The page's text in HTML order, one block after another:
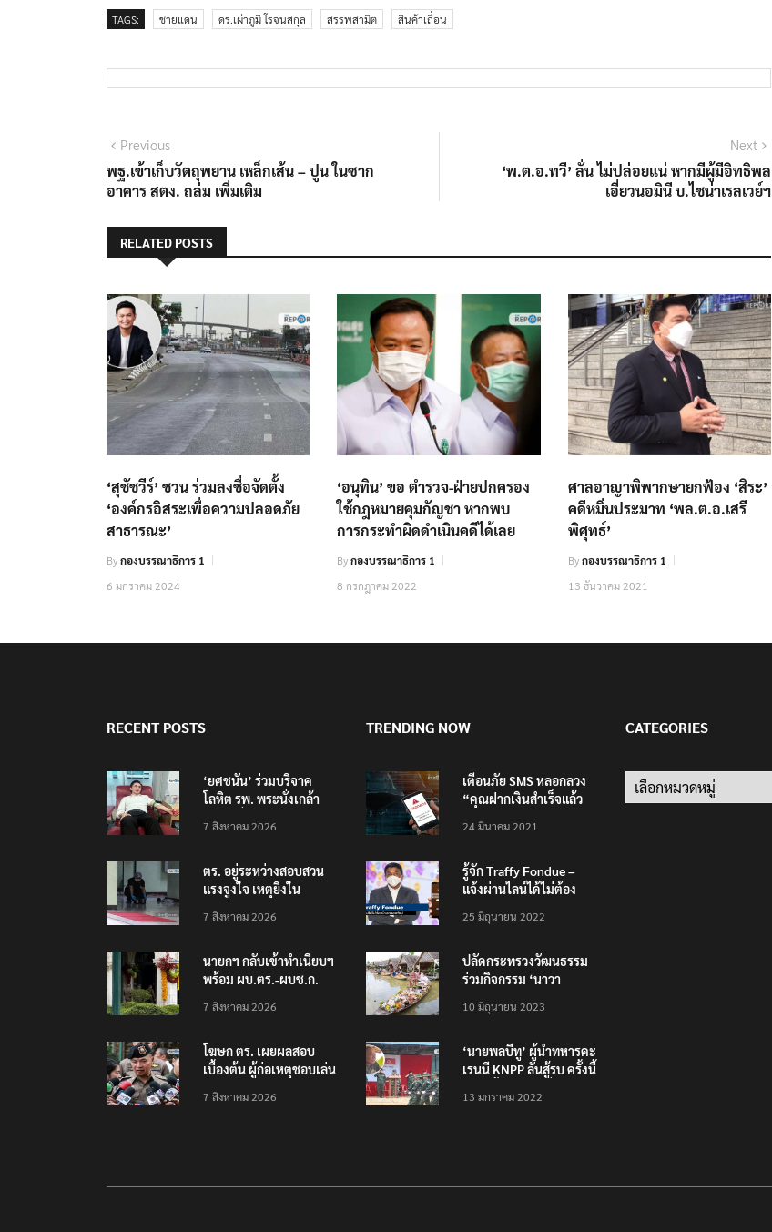
TAGS: ชายแดน ดร.เผ่าภูมิ โรจนสกุล สรรพสามิต สินค้าเถื่อน
แนะแนว
เรื่อง
PreviousPrevious
post:
พฐ.เข้าเก็บวัตถุพยาน เหล็กเส้น – ปูน ในซาก
อาคาร สตง. ถล่ม เพิ่มเติม
Next
‘พ.ต.อ.ทวี’ ลั่น ไม่ปล่อยแน่ หากมีผู้มีอิทธิพล
เอี่ยวนอมินี บ.ไชน่าเรลเวย์ฯ
RELATED POSTS
‘สุชัชวีร์’ ชวน ร่วมลงชื่อจัดตั้ง
‘องค์กรอิสระเพื่อความปลอดภัย
สาธารณะ’
Byกองบรรณาธิการ 1
6 มกราคม 2024
‘อนุทิน’ ขอ ตำรวจ-ฝ่ายปกครอง
ใช้กฎหมายคุมกัญชา หากพบ
การกระทำผิดดำเนินคดีได้เลย
Byกองบรรณาธิการ 1
8 กรกฎาคม 2022
ศาลอาญาพิพากษายกฟ้อง ‘สิระ’
คดีหมิ่นประมาท ‘พล.ต.อ.เสรี
พิศุทธ์’
Byกองบรรณาธิการ 1
13 ธันวาคม 2021
RECENT POSTS
‘ยศชนัน’ ร่วมบริจาค
โลหิต รพ. พระนั่งเกล้า
เทพศิรินทร์ นนทบุรี
7 สิงหาคม 2026
ตร. อยู่ระหว่างสอบสวน
แรงจูงใจ เหตุยิงใน
นนทบุรี พบเด็กก่อเหตุ
7 สิงหาคม 2026
นายกฯ กลับเข้าทำเนียบฯ
พร้อม ผบ.ตร.-ผบช.ก.
ปืนเถื่อน
7 สิงหาคม 2026
โฆษก ตร. เผยผลสอบ
เบื้องต้น ผู้ก่อเหตุชอบเล่น
เหตุรุนแรงก่อนลงมือ
7 สิงหาคม 2026
TRENDING NOW
เตือนภัย SMS หลอกลวง
“คุณฝากเงินสำเร็จแล้ว
200,000 บาท”
24 มีนาคม 2021
รู้จัก Traffy Fondue –
แจ้งผ่านไลน์ได้ไม่ต้อง
ทั่วไทย ไม่ใช่แค่ในกรุง
25 มิถุนายน 2022
ปลัดกระทรวงวัฒนธรรม
ร่วมกิจกรรม ‘นาวา
ตักบาตรทางน้ำ
10 มิถุนายน 2023
‘นายพลบีทู’ ผู้นำทหารคะ
เรนนี KNPP ลั่นสู้รบ ครั้งนี้
ประชาชนต้องชนะ
13 มกราคม 2022
CATEGORIES
Categories